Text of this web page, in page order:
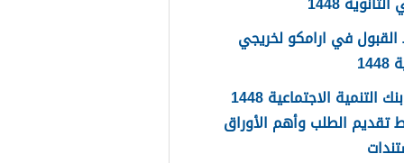
في ارامكو لخريجي
اعفاء بنك التنمية الاجتماعية 1448
تقديم الطلب وأهم الأوراق